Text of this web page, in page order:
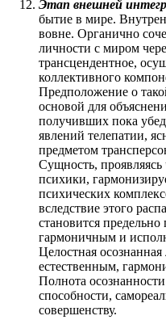
Этап внешней
бытие в мире.
вовне. Органично
личности с миром
трансцендентное,
коллективного
Предположение о
основой для
получивших пока
явлений телепатии,
предметом
Сущность, проявляясь
психики,
психических
вследствие этого
становится
гармоничным и
Целостная
естественным,
Полнота
способности,
совершенству.